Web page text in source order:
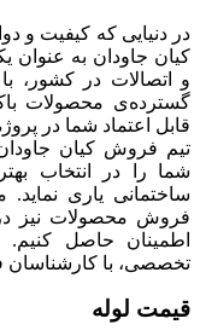
در دنیایی که کیفیت و
کیان جاودان به
و اتصالات در کشور،
گسترده‌‌ی محصولات
قابل اعتماد شما در
تیم فروش کیان
شما را در انتخاب
ساختمانی یاری
فروش محصولات نیز
اطمینان حاصل
تخصصی، با کارشناسان
قیمت لوله